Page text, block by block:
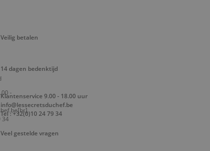
Veilig betalen
14 dagen bedenktijd
Klantenservice 9.00 - 18.00 uur
info@lessecretsduchef.be
Tel : +32(0)10 24 79 34
Veel gestelde vragen